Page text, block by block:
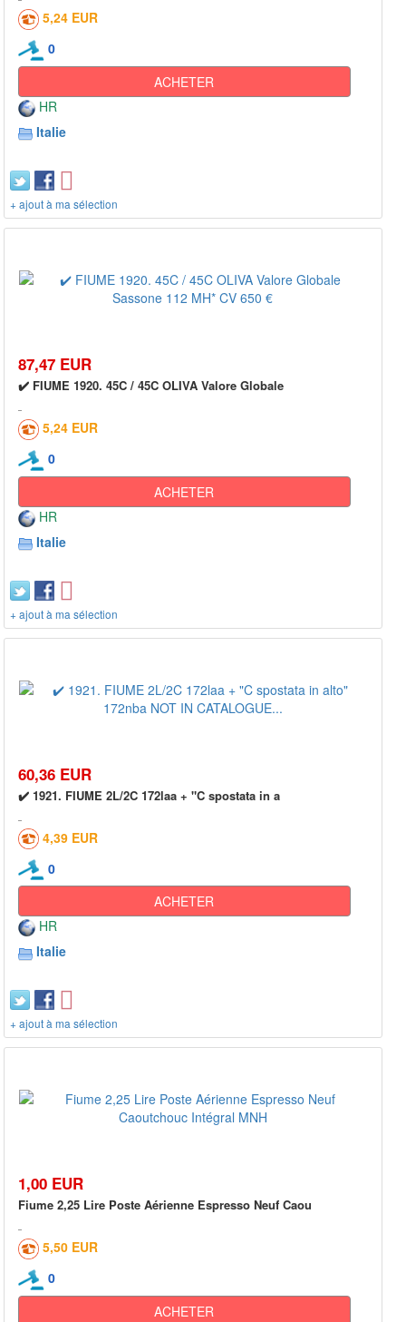
5,24 EUR
0
ACHETER
HR
Italie
+ ajout à ma sélection
87,47 EUR
✔️ FIUME 1920. 45C / 45C OLIVA Valore Globale
5,24 EUR
0
ACHETER
HR
Italie
+ ajout à ma sélection
60,36 EUR
✔️ 1921. FIUME 2L/2C 172laa + "C spostata in a
4,39 EUR
0
ACHETER
HR
Italie
+ ajout à ma sélection
1,00 EUR
Fiume 2,25 Lire Poste Aérienne Espresso Neuf Caou
5,50 EUR
0
ACHETER